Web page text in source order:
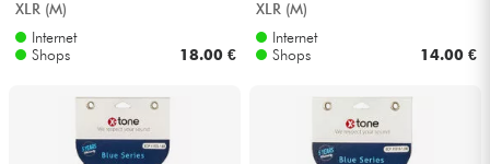
Kabel & Zubehöre
HiFi
XLR (M)
Internet
Shops
18.00 €
XLR (M)
Internet
Shops
14.00 €